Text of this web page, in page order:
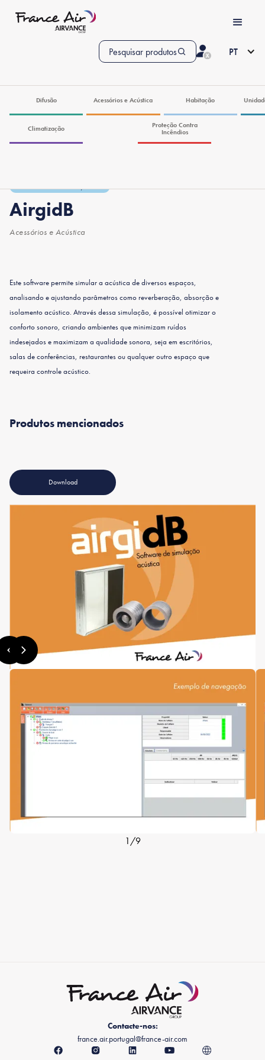
Pesquisar produtos PT
Difusão Acessórios e Acústica Habitação
Climatização
Proteção Contra
Incêndios
AirgidB
Acessórios e Acústica
Este software permite simular a acústica de diversos espaços,
analisando e ajustando parâmetros como reverberação, absorção e
isolamento acústico. Através dessa simulação, é possível otimizar o
conforto sonoro, criando ambientes que minimizam ruídos
indesejados e maximizam a qualidade sonora, seja em escritórios,
salas de conferências, restaurantes ou qualquer outro espaço que
requeira controle acústico.
Produtos mencionados
Download
1/9
Contacte-nos:
france.air.portugal@france-air.com